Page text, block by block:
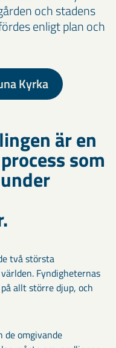
och stadens
enligt plan och
Kyrka
är en
som
två största
Fyndigheternas
allt större djup, och
de omgivande